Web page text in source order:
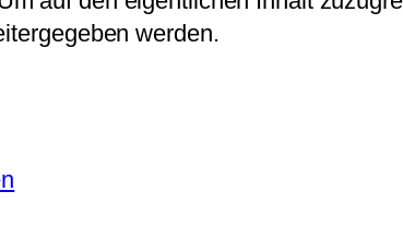
werden.